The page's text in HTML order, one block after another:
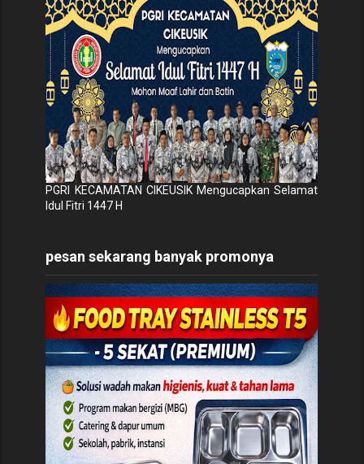
PGRI KECAMATAN CIKEUSIK Mengucapkan Selamat
Idul Fitri 1447 H
pesan sekarang banyak promonya